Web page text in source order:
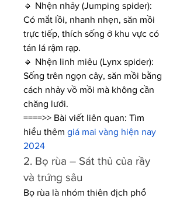
🔹 Nhện nhảy (Jumping spider):
Có mắt lồi, nhanh nhẹn, săn mồi
trực tiếp, thích sống ở khu vực có
tán lá rậm rạp.
🔹 Nhện linh miêu (Lynx spider):
Sống trên ngọn cây, săn mồi bằng
cách nhảy vồ mồi mà không cần
chăng lưới.
====>> Bài viết liên quan: Tìm
hiểu thêm giá mai vàng hiện nay
2024
2. Bọ rùa – Sát thủ của rầy
và trứng sâu
Bọ rùa là nhóm thiên địch phổ